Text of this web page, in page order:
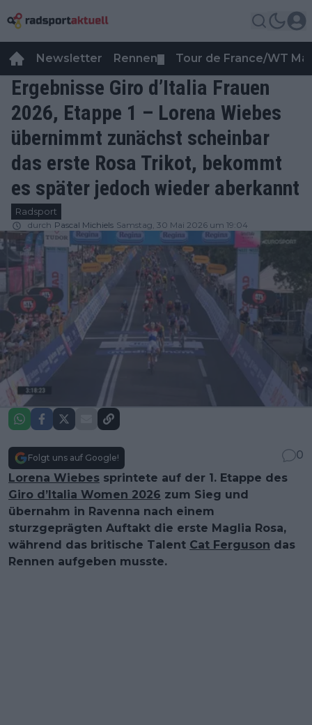
Newsletter Rennen Tour de France/WT
Ergebnisse Giro d’Italia Frauen
2026, Etappe 1 – Lorena Wiebes
übernimmt zunächst scheinbar
das erste Rosa Trikot, bekommt
es später jedoch wieder aberkannt
Radsport
durch Pascal Michiels Samstag, 30 Mai 2026 um 19:04
Folgt uns auf Google!
0
Lorena Wiebes sprintete auf der 1. Etappe des
Giro d’Italia Women 2026 zum Sieg und
übernahm in Ravenna nach einem
sturzgeprägten Auftakt die erste Maglia Rosa,
während das britische Talent Cat Ferguson das
Rennen aufgeben musste.